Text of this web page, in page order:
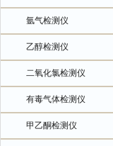
氩气检测仪
乙醇检测仪
二氧化氯检测仪
有毒气体检测仪
甲乙酮检测仪